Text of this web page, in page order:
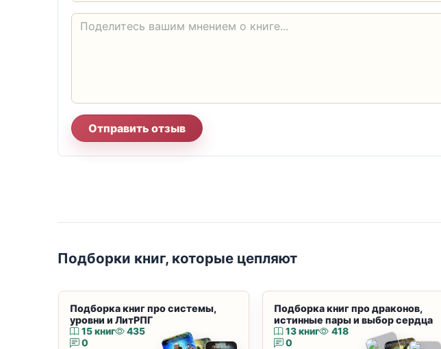
Отправить отзыв
Подборки книг, которые цепляют
Подборка книг про системы,
уровни и ЛитРПГ
15 книг
435
0
Подборка книг про драконов,
истинные пары и выбор сердца
13 книг
418
0